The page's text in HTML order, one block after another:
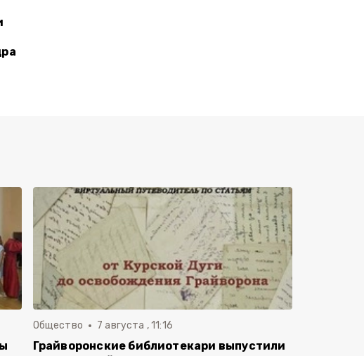
Общество 7 августа , 11:16
Грайворонские библиотекари выпустили